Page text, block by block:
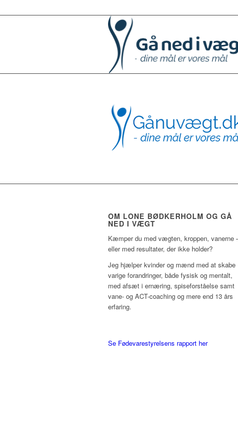
OM LONE BØDKERHOLM OG GÅ
NED I VÆGT
Kæmper du med vægten, kroppen, vanerne
eller med resultater, der ikke holder?
Jeg hjælper kvinder og mænd med at skabe
varige forandringer, både fysisk og mentalt,
med afsæt i ernæring, spiseforståelse samt
vane- og ACT-coaching og mere end 13 års
erfaring.
Se Fødevarestyrelsens rapport her